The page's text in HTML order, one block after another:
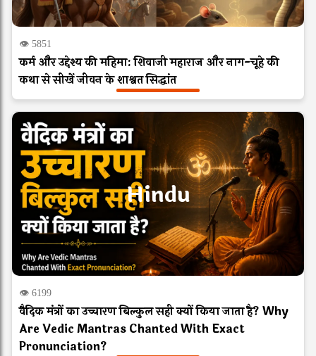
👁 5851
कर्म और उद्देश्य की महिमा: शिवाजी महाराज और नाग-चूहे की
कथा से सीखें जीवन के शाश्वत सिद्धांत
Hindu
👁 6199
वैदिक मंत्रों का उच्चारण बिल्कुल सही क्यों किया जाता है? Why
Are Vedic Mantras Chanted With Exact
Pronunciation?